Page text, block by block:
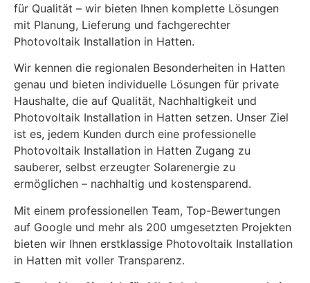
für Qualität – wir bieten Ihnen komplette Lösungen
mit Planung, Lieferung und fachgerechter
Photovoltaik Installation in Hatten.
Wir kennen die regionalen Besonderheiten in Hatten
genau und bieten individuelle Lösungen für private
Haushalte, die auf Qualität, Nachhaltigkeit und
Photovoltaik Installation in Hatten setzen. Unser Ziel
ist es, jedem Kunden durch eine professionelle
Photovoltaik Installation in Hatten Zugang zu
sauberer, selbst erzeugter Solarenergie zu
ermöglichen – nachhaltig und kostensparend.
Mit einem professionellen Team, Top-Bewertungen
auf Google und mehr als 200 umgesetzten Projekten
bieten wir Ihnen erstklassige Photovoltaik Installation
in Hatten mit voller Transparenz.